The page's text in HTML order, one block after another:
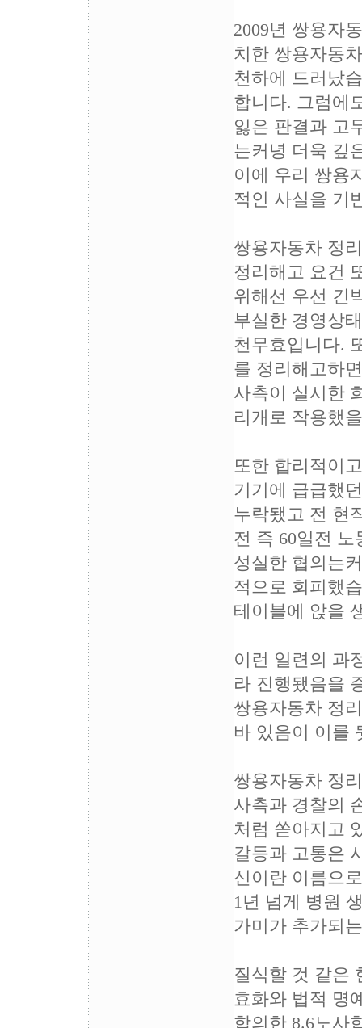
2009년 쌍용자
치한 쌍용자동
천하에 드러났
합니다. 그럼에
잃은 판결과 고
는커녕 더욱 깊
이에 우리 쌍용
적인 사실을 기
쌍용자동차 정
정리해고 요건
위해선 우선 긴
부실한 경영상
천무효입니다.
를 정리해고하
사측이 실시한
리개로 작용했
또한 합리적이
기기에 급급했
누락됐고 전 현
전 즉 60일전
성실한 협의는
적으로 회피했
테이블에 앉을
이런 일련의 과
라 진행됐음을
쌍용자동차 정
바 있음이 이를
쌍용자동차 정
사측과 경찰의
처럼 쏟아지고
갈등과 고통은
신이란 이름으
1년 넘게 병원
가미가 추가되
질식할 것 같은
효화와 법적 명
합의한 8.6노사